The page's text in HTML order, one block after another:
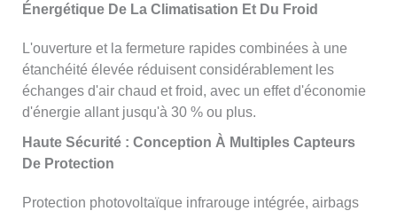
Énergétique De La Climatisation Et Du Froid
L'ouverture et la fermeture rapides combinées à une
étanchéité élevée réduisent considérablement les
échanges d'air chaud et froid, avec un effet d'économie
d'énergie allant jusqu'à 30 % ou plus.
Haute Sécurité : Conception À Multiples Capteurs
De Protection
Protection photovoltaïque infrarouge intégrée, airbags